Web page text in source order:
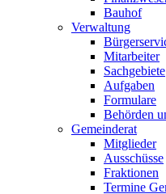
Bauhof
Verwaltung
Mitarbeiter
Sachgebiete
Aufgaben
Formulare
Behörden
Gemeinderat
Mitglieder
Ausschüsse
Fraktionen
Termine